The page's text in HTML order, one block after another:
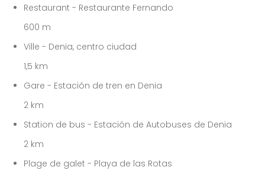
Restaurant - Restaurante Fernando
600 m
Ville - Denia, centro ciudad
1,5 km
Gare - Estación de tren en Denia
2 km
Station de bus - Estación de Autobuses de Denia
2 km
Plage de galet - Playa de las Rotas